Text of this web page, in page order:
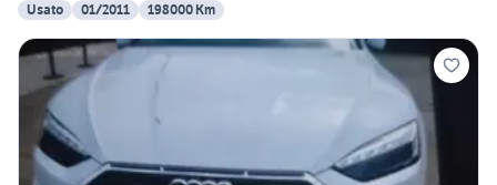
Usato
01/2011 198000 Km